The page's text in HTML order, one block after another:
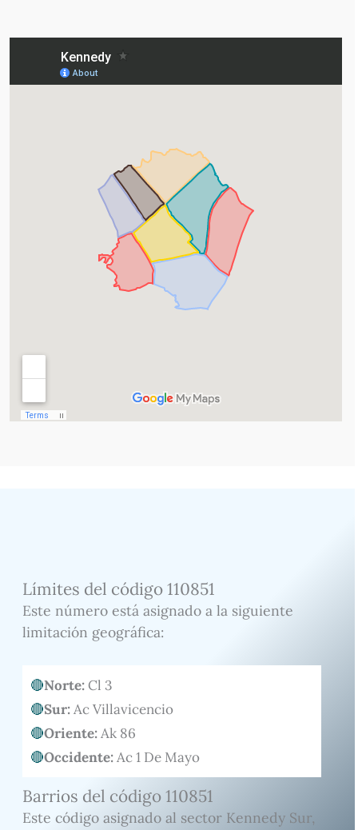
Límites del código 110851
Este número está asignado a la siguiente
limitación geográfica:
Norte:Cl 3
Sur:Ac Villavicencio
Oriente:Ak 86
Occidente:Ac 1 De Mayo
Barrios del código 110851
Este código asignado al sector Kennedy Sur,